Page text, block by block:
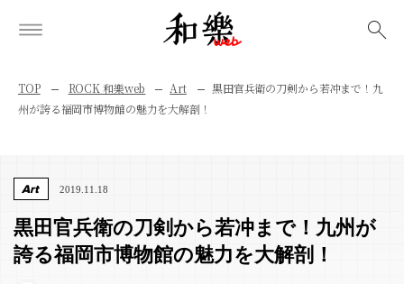
TOP ROCK 和樂web Art
黒田官兵衛の刀剣から若冲まで！九
州が誇る福岡市博物館の魅力を大解剖！
Art 2019.11.18
黒田官兵衛の刀剣から若冲まで！九州が
誇る福岡市博物館の魅力を大解剖！